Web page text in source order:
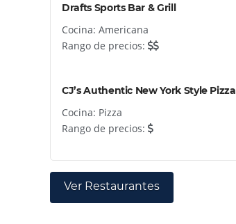
Drafts Sports Bar & Grill
Cocina: Americana
Rango de precios:
CJ’s Authentic New York Style Pizza
Cocina: Pizza
Rango de precios:
Ver Restaurantes